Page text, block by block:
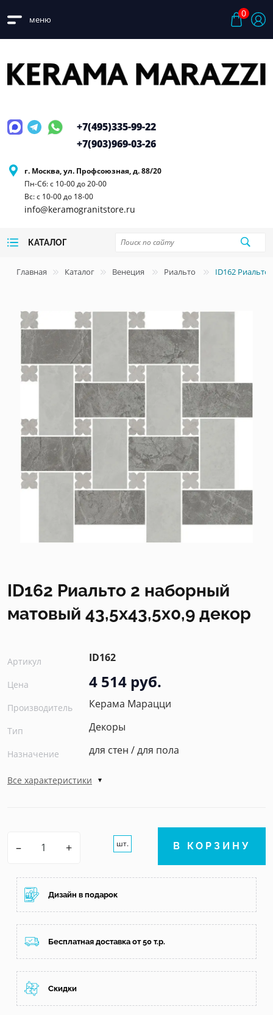
меню
0
г. Москва, ул. Профсоюзная, д. 88/20
Пн-Сб: с 10-00 до 20-00
Вс: с 10-00 до 18-00
info@keramogranitstore.ru
+7(495)335-99-22
+7(903)969-03-26
КАТАЛОГ
Главная Каталог Венеция Риальто ID162
ID162 Риальто 2 наборный
матовый 43,5x43,5x0,9 декор
Артикул ID162
Цена 4 514 руб.
Производитель Керама Марацци
Тип Декоры
Назначение для стен / для пола
Все характеристики
– + шт. В КОРЗИНУ
Дизайн в подарок
Бесплатная доставка от 50 т.р.
Скидки